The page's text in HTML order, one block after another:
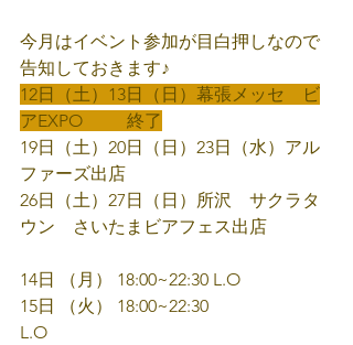
今月はイベント参加が目白押しなので
告知しておきます♪
12日（土）13日（日）幕張メッセ　ビ
アEXPO          終了
19日（土）20日（日）23日（水）アル
ファーズ出店
26日（土）27日（日）所沢　サクラタ
ウン　さいたまビアフェス出店
14日 （月） 18:00~22:30 L.O
15日 （火） 18:00~22:30
L.O